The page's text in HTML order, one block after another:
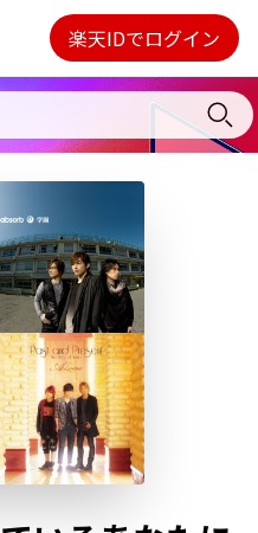
Webプレイヤー
ご契約内容の確認・変更
楽天IDでログイン